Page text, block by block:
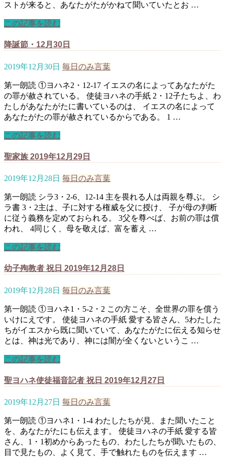
ストが来ると、あなたがたがかねて聞いていたとお …
この記事を読む
降誕節・12月30日
2019年12月30日 毎日のみ言葉
第一朗読 ①ヨハネ2・12-17 イエスの名によってあなたがた
の罪が赦されている。 使徒ヨハネの手紙 2・12子たちよ、わ
たしがあなたがたに書いているのは、 イエスの名によって
あなたがたの罪が赦されているからである。 1 …
この記事を読む
聖家族 2019年12月29日
2019年12月28日 毎日のみ言葉
第一朗読 シラ3・2-6、12-14 主を畏れる人は両親を尊ぶ。 シ
ラ書 3・2主は、子に対する権威を父に授け、 子が母の判断
に従う義務を定めておられる。 3父を尊べば、お前の罪は償
われ、 4同じく、母を敬えば、富を蓄え …
この記事を読む
幼子殉教者 祝日 2019年12月28日
2019年12月28日 毎日のみ言葉
第一朗読 ①ヨハネ1・5-2・2 この方こそ、全世界の罪を償う
いけにえです。 使徒ヨハネの手紙 愛する皆さん、5わたした
ちがイエスから既に聞いていて、あなたがたに伝える知らせ
とは、神は光であり、神には闇が全くないというこ …
この記事を読む
聖ヨハネ使徒福音記者 祝日 2019年12月27日
2019年12月27日 毎日のみ言葉
第一朗読 ①ヨハネ1・1-4 わたしたちが見、また聞いたこと
を、あなたがたにも伝えます。 使徒ヨハネの手紙 愛する皆
さん、1・1初めからあったもの、わたしたちが聞いたもの、
目で見たもの、よく見て、手で触れたものを伝えます …